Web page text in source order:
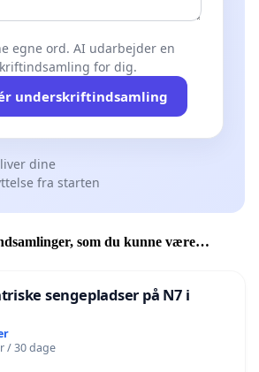
egne ord. AI udarbejder en
for dig.
underskriftindsamling
dine
fra starten
som du kunne være
sengepladser på N7 i
/ 30 dage